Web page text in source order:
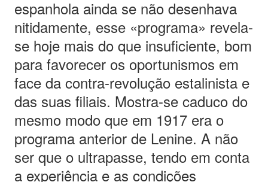
espanhola ainda se não desenhava
nitidamente, esse «programa» revela-
se hoje mais do que insuficiente, bom
para favorecer os oportunismos em
face da contra-revolução estalinista e
das suas filiais. Mostra-se caduco do
mesmo modo que em 1917 era o
programa anterior de Lenine. A não
ser que o ultrapasse, tendo em conta
a experiência e as condições